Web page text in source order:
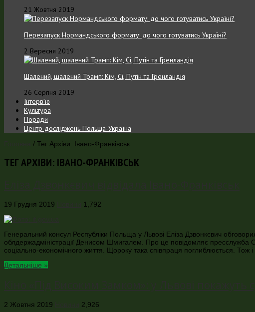
21 Жовтня 2019
Перезапуск Нормандського формату: до чого готуватись Україні?
2 Вересня 2019
Шалений, шалений Трамп: Кім, Сі, Путін та Гренландія
26 Серпня 2019
Інтерв’ю
Культура
Поради
Центр досліджень Польща-Україна
/ Тег Архіви: Івано-Франківськ
ТЕГ АРХІВИ: ІВАНО-ФРАНКІВСЬК
19 Грудня 2019 1,792
Генеральний консул Республіки Польща у Львові Еліза Дзвонкєвич
облдержадміністрації Денисом Шмигалем. Про це повідомляє пресслужба
соціально-економічного життя. Щороку така співпраця поглиблюється. Тож
Детальніше »
2 Жовтня 2019 2,926